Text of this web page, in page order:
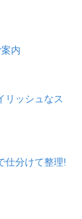
内
リッシュなス
仕分けて整理!